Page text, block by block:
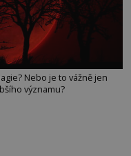
Nebo je to vážně jen
významu?